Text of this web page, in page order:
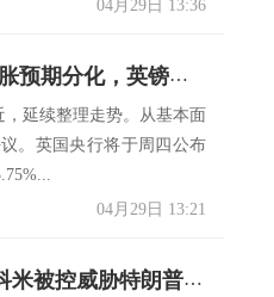
04月29日 13:36
美联储与英国央行决议临近叠加通胀预期分化，英镑兑美元维持高位震荡
，延续整理走势。从基本面
。英国央行将于周四公布
04月29日 13:21
美国传来重量级消息！前FBI局长科米被控威胁特朗普生命 若定罪面临最高10年监禁